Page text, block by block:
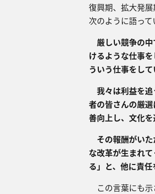
復興期、拡大発
次のように語って
厳しい競争の中
けるような仕事
ういう仕事をし
我々は利益を追
者の皆さんの厳
善向上し、文化
その報酬がいた
な改革が生まれ
る」と、他に責
この言葉にも示